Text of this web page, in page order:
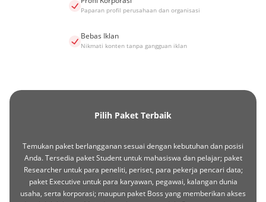
Paparan profil perusahaan dan organisasi
Bebas Iklan
Nikmati konten tanpa gangguan iklan
Pilih Paket Terbaik
Temukan paket berlangganan sesuai dengan kebutuhan dan posisi
Anda. Tersedia paket Student untuk mahasiswa dan pelajar; paket
Researcher untuk para peneliti, periset, para pekerja pencari data;
paket Executive untuk para karyawan, pegawai, kalangan dunia
usaha, serta korporasi; maupun paket Boss yang memberikan akses